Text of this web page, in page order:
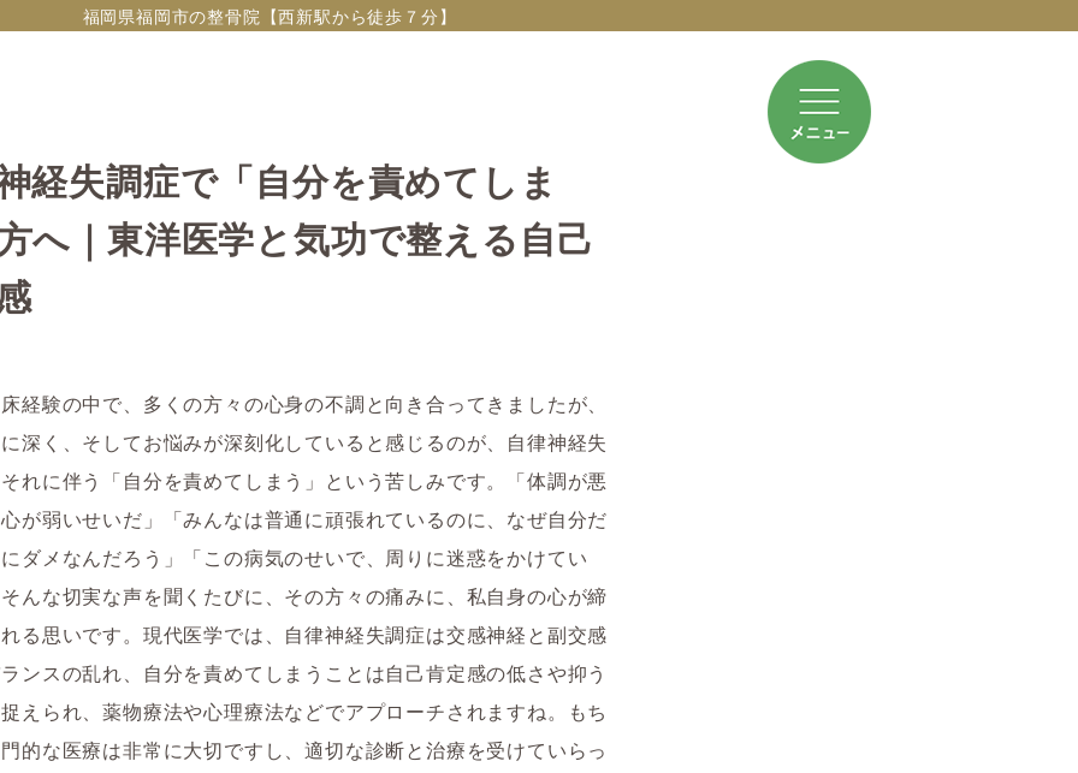
福岡県福岡市の整骨院【西新駅から徒歩７分】
経失調症で「自分を責めてしま
へ｜東洋医学と気功で整える自己
経験の中で、多くの方々の心身の不調と向き合ってきましたが、
深く、そしてお悩みが深刻化していると感じるのが、自律神経失
れに伴う「自分を責めてしまう」という苦しみです。「体調が悪
が弱いせいだ」「みんなは普通に頑張れているのに、なぜ自分だ
ダメなんだろう」「この病気のせいで、周りに迷惑をかけてい
な切実な声を聞くたびに、その方々の痛みに、私自身の心が締
る思いです。現代医学では、自律神経失調症は交感神経と副交感
ンスの乱れ、自分を責めてしまうことは自己肯定感の低さや抑う
えられ、薬物療法や心理療法などでアプローチされますね。もち
的な医療は非常に大切ですし、適切な診断と治療を受けていらっ